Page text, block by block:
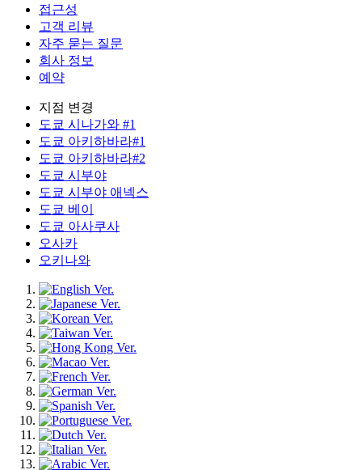
접근성
고객 리뷰
자주 묻는 질문
회사 정보
예약
지점 변경
도쿄 시나가와 #1
도쿄 아키하바라#1
도쿄 아키하바라#2
도쿄 시부야
도쿄 시부야 애넥스
도쿄 베이
도쿄 아사쿠사
오사카
오키나와